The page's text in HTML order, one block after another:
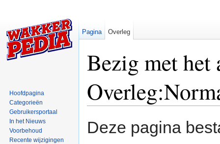
Bezig met het
Deze pagina
Pagina Overleg
Hoofdpagina
Categorieën
Gebruikersportaal
In het Nieuws
Voorbehoud
Recente wijzigingen